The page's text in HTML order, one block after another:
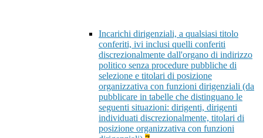
Incarichi dirigenziali, a qualsiasi titolo
conferiti, ivi inclusi quelli conferiti
discrezionalmente dall'organo di indirizzo
politico senza procedure pubbliche di
selezione e titolari di posizione
organizzativa con funzioni dirigenziali (da
pubblicare in tabelle che distinguano le
seguenti situazioni: dirigenti, dirigenti
individuati discrezionalmente, titolari di
posizione organizzativa con funzioni